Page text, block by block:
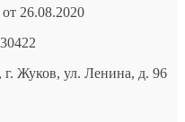
26.08.2020
г. Жуков, ул. Ленина, д. 96